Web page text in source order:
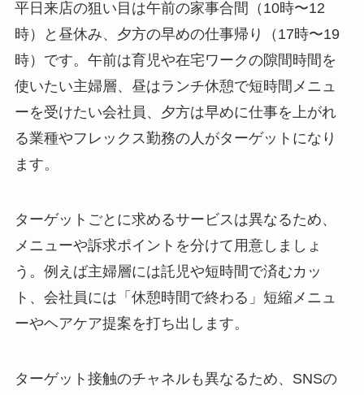
平日来店の狙い目は午前の家事合間（10時〜12
時）と昼休み、夕方の早めの仕事帰り（17時〜19
時）です。午前は育児や在宅ワークの隙間時間を
使いたい主婦層、昼はランチ休憩で短時間メニュ
ーを受けたい会社員、夕方は早めに仕事を上がれ
る業種やフレックス勤務の人がターゲットになり
ます。
ターゲットごとに求めるサービスは異なるため、
メニューや訴求ポイントを分けて用意しましょ
う。例えば主婦層には託児や短時間で済むカッ
ト、会社員には「休憩時間で終わる」短縮メニュ
ーやヘアケア提案を打ち出します。
ターゲット接触のチャネルも異なるため、SNSの